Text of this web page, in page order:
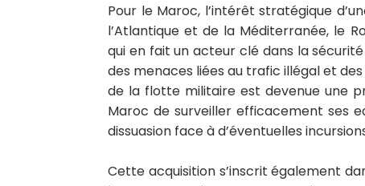
Pour le Maroc, l’intérêt stratégique
l’Atlantique et de la Méditerranée, le
qui en fait un acteur clé dans la
des menaces liées au trafic illégal et
de la flotte militaire est devenue une
Maroc de surveiller efficacement ses
dissuasion face à d’éventuelles
Cette acquisition s’inscrit également